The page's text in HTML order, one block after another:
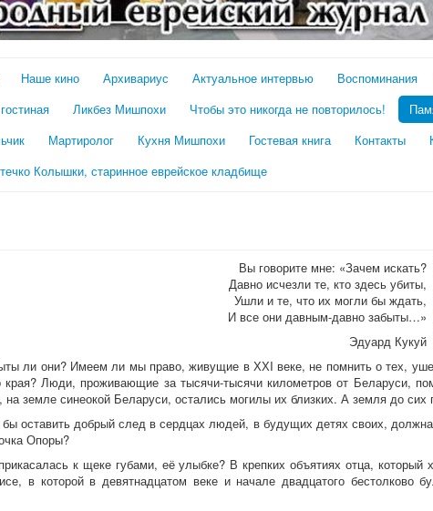
Наше кино Архивариус Актуальное интервью Воспоминания
Ликбез Мишпохи Чтобы это никогда не повторилось!
Мартиролог Кухня Мишпохи Гостевая книга Контакты
Колышки, старинное еврейское кладбище
Вы говорите мне: «Зачем искать?
Давно исчезли те, кто здесь убиты,
Ушли и те, что их могли бы ждать,
И все они давным-давно забыты…»
Эдуард Кукуй
ли они? Имеем ли мы право, живущие в ХХI веке, не помнить о тех,
Люди, проживающие за тысячи-тысячи километров от Беларуси,
земле синеокой Беларуси, остались могилы их близких. А земля до сих
бы оставить добрый след в сердцах людей, в будущих детях своих,
Опоры?
к щеке губами, её улыбке? В крепких объятиях отца,
в которой в девятнадцатом веке и начале двадцатого бестолково